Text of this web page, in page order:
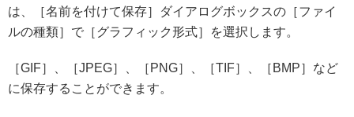
は、［名前を付けて保存］ダイアログボックスの［ファイ
ルの種類］で［グラフィック形式］を選択します。
［GIF］、［JPEG］、［PNG］、［TIF］、［BMP］など
に保存することができます。